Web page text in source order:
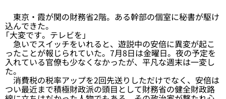
東京・霞が関の財務省2階。ある幹部の個室に秘書が駆け
込んできた。
「大変です。テレビを」
急いでスイッチをいれると、遊説中の安倍に異変が起こ
ったことが報じられていた。7月8日は金曜日。夜の予定を
入れている官僚も少なくなかったが、平凡な週末は一変し
た。
消費税の税率アップを2回先送りしただけでなく、安倍は
つい最近まで積極財政派の頭目として財務省の健全財政路